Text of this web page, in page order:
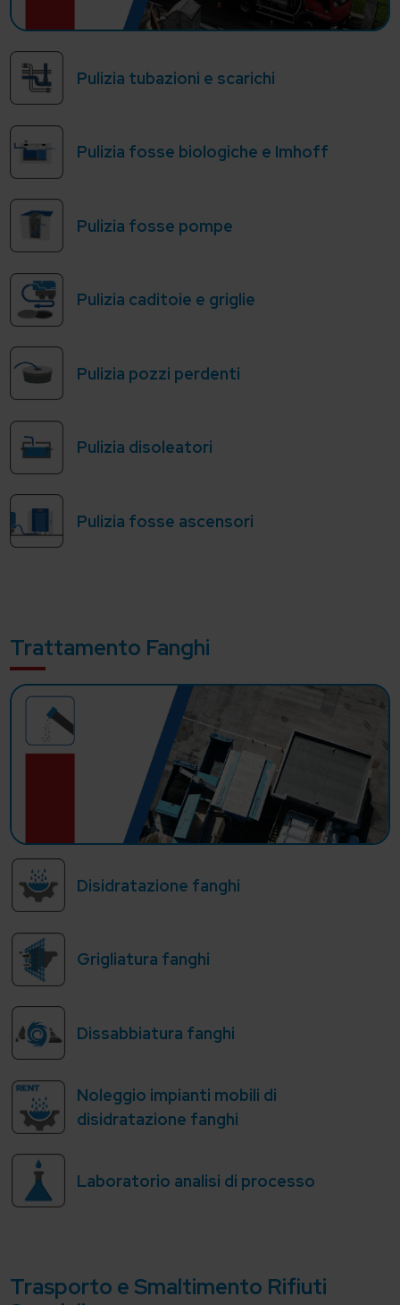
Pulizia tubazioni e scarichi
Pulizia fosse biologiche e Imhoff
Pulizia fosse pompe
Pulizia caditoie e griglie
Pulizia pozzi perdenti
Pulizia disoleatori
Pulizia fosse ascensori
Trattamento Fanghi
Disidratazione fanghi
Grigliatura fanghi
Dissabbiatura fanghi
Noleggio impianti mobili di
disidratazione fanghi
Laboratorio analisi di processo
Trasporto e Smaltimento Rifiuti